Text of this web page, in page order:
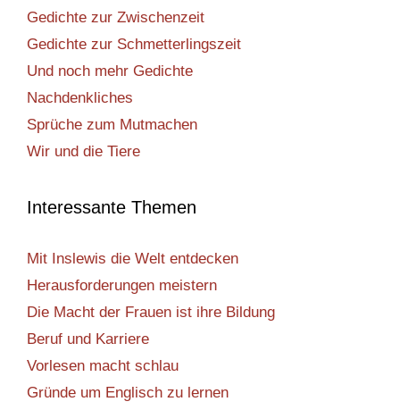
Gedichte zur Zwischenzeit
Gedichte zur Schmetterlingszeit
Und noch mehr Gedichte
Nachdenkliches
Sprüche zum Mutmachen
Wir und die Tiere
Interessante Themen
Mit Inslewis die Welt entdecken
Herausforderungen meistern
Die Macht der Frauen ist ihre Bildung
Beruf und Karriere
Vorlesen macht schlau
Gründe um Englisch zu lernen